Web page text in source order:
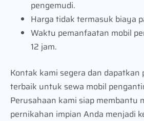
pengemudi.
Harga tidak termasuk biaya
Waktu pemanfaatan mobil
12 jam.
Kontak kami segera dan dapatkan
terbaik untuk sewa mobil
Perusahaan kami siap membantu
pernikahan impian Anda menjadi